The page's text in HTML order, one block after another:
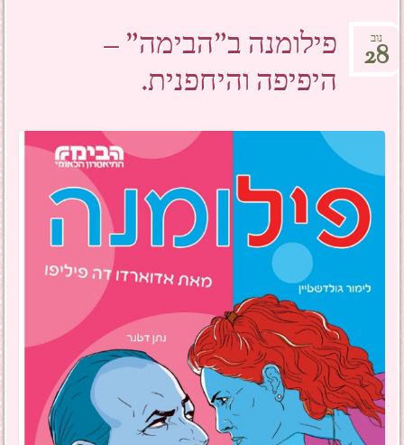
פילומנה ב"הבימה" –
היפיפה והיחפנית.
נוב
28